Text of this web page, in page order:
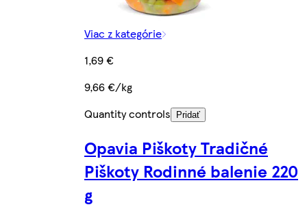
Viac z kategórie
1,69 €
9,66 €/kg
Quantity controls
Pridať
Opavia Piškoty Tradičné
Piškoty Rodinné balenie 220
g